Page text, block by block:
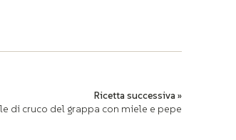
Ricetta successiva »
di cruco del grappa con miele e pepe